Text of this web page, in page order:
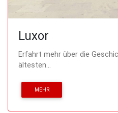
Luxor
Erfahrt mehr über die
ältesten...
MEHR